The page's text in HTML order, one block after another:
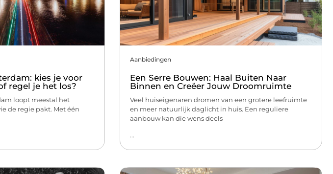
kies je voor
regel je het los?
loopt meestal het
de regie pakt. Met één
Aanbiedingen
Een Serre Bouwen: Haal Buiten Naar
Binnen en Creëer Jouw Droomruimte
Veel huiseigenaren dromen van een grotere leefruimte
en meer natuurlijk daglicht in huis. Een reguliere
aanbouw kan die wens deels
...